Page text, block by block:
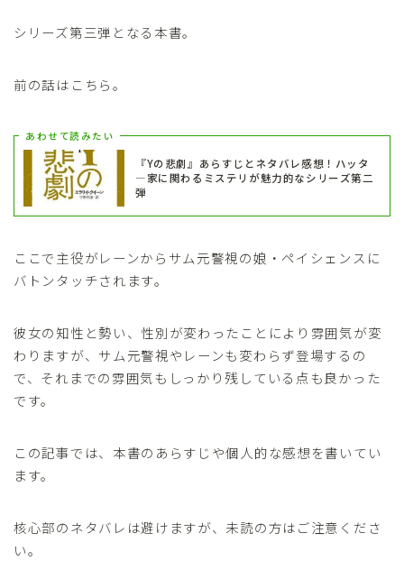
シリーズ第三弾となる本書。
前の話はこちら。
あわせて読みたい
『Yの悲劇』あらすじとネタバレ感想！ハッタ
―家に関わるミステリが魅力的なシリーズ第二
弾
ここで主役がレーンからサム元警視の娘・ペイシェンスに
バトンタッチされます。
彼女の知性と勢い、性別が変わったことにより雰囲気が変
わりますが、サム元警視やレーンも変わらず登場するの
で、それまでの雰囲気もしっかり残している点も良かった
です。
この記事では、本書のあらすじや個人的な感想を書いてい
ます。
核心部のネタバレは避けますが、未読の方はご注意くださ
い。